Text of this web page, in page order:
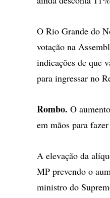
O Rio Grande do
votação na
indicações de que
para ingressar no
Rombo. O
em mãos para
A elevação da
MP prevendo o
ministro do